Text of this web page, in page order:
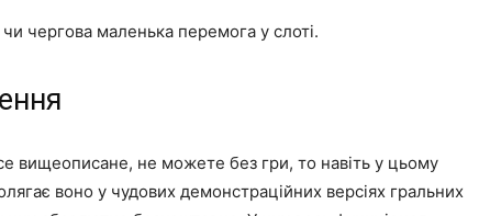
чергова маленька перемога у слоті.
вищеописане, не можете без гри, то навіть у цьому
воно у чудових демонстраційних версіях гральних